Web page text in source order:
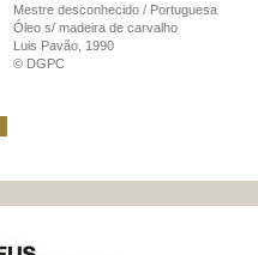
Mestre desconhecido / Portuguesa
Óleo s/ madeira de carvalho
Luis Pavão, 1990
© DGPC